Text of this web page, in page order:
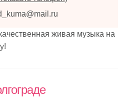
живая музыка на